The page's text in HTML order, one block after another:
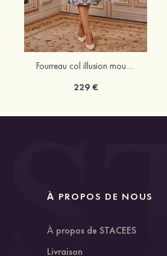
Fourreau col illusion mousseline longueur genou robe de mère de la mariée avec perles dentelle veste
229 €
À PROPOS DE NOUS
À propos de STACEES
Livraison